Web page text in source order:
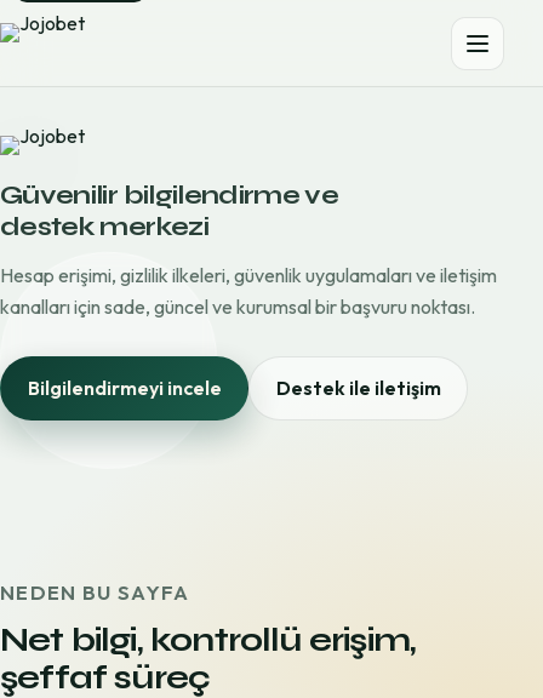
Güvenilir bilgilendirme ve
destek merkezi
Hesap erişimi, gizlilik ilkeleri, güvenlik uygulamaları ve iletişim
kanalları için sade, güncel ve kurumsal bir başvuru noktası.
Bilgilendirmeyi incele Destek ile iletişim
NEDEN BU SAYFA
Net bilgi, kontrollü erişim,
şeffaf süreç